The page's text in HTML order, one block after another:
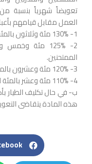
تعويضاً شهرياً بنسبة
العمل مقابل قيامهم
1- 130% مئة وثلاثون بالمئة لرئيس الطيارين.
2- 125% مئة
الممتحنين.
3- 120% مئة وعشرون بالمئة للطيارين القادة.
4- 110% مئة وعشر بالمئة للطيارين المساعدين.
‌ب- في حال تكليف الطيار
هذه المادة يتقاضى